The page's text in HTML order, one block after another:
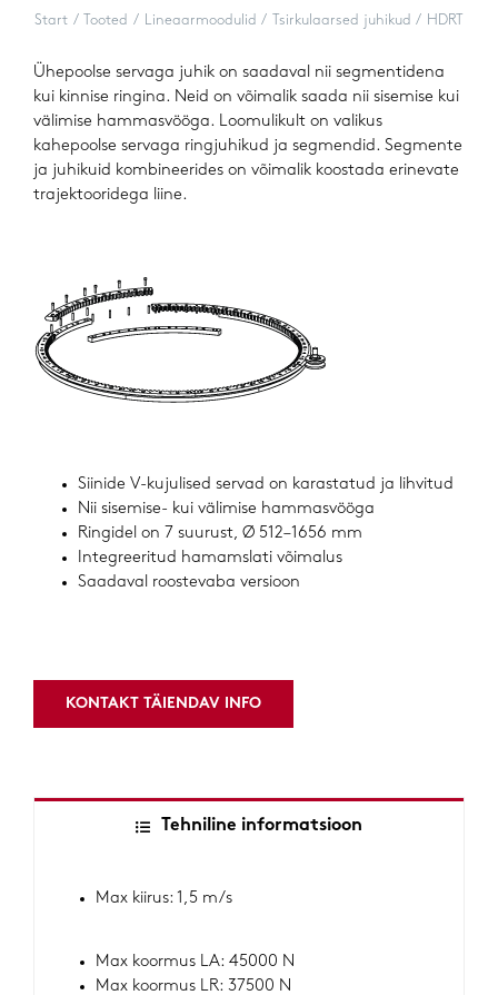
Start Tooted Lineaarmoodulid Tsirkulaarsed juhikud HDRT
Ühepoolse servaga juhik on saadaval nii segmentidena
kui kinnise ringina. Neid on võimalik saada nii sisemise kui
välimise hammasvööga. Loomulikult on valikus
kahepoolse servaga ringjuhikud ja segmendid. Segmente
ja juhikuid kombineerides on võimalik koostada erinevate
trajektooridega liine.
Siinide V-kujulised servad on karastatud ja lihvitud
Nii sisemise- kui välimise hammasvööga
Ringidel on 7 suurust, Ø 512–1656 mm
Integreeritud hamamslati võimalus
Saadaval roostevaba versioon
KONTAKT TÄIENDAV INFO
Tehniline informatsioon
Max kiirus: 1,5 m/s
Max koormus LA: 45000 N
Max koormus LR: 37500 N